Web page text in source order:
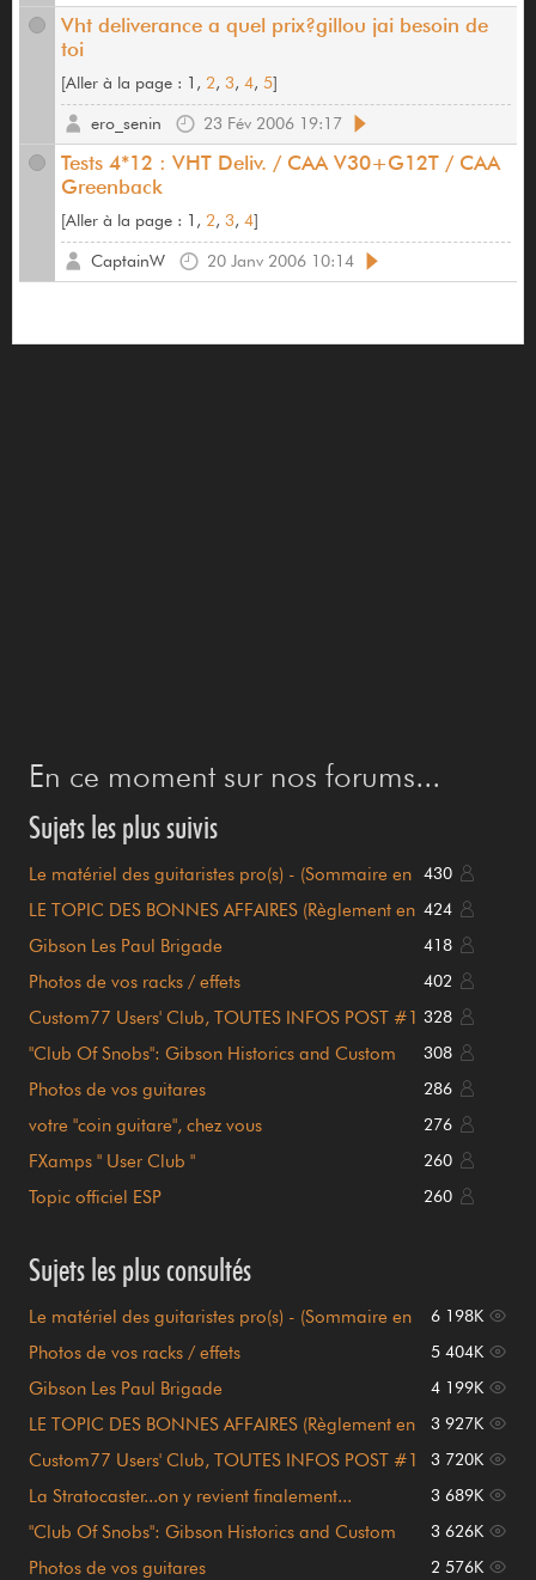
Vht deliverance a quel prix?gillou jai besoin de
toi
[Aller à la page : 1, 2, 3, 4, 5]
23 Fév 2006 19:17
ero_senin
Tests 4*12 : VHT Deliv. / CAA V30+G12T / CAA
Greenback
[Aller à la page : 1, 2, 3, 4]
20 Janv 2006 10:14
CaptainW
En ce moment sur nos forums...
Sujets les plus suivis
Le matériel des guitaristes pro(s) - (Sommaire en
430
LE TOPIC DES BONNES AFFAIRES (Règlement en 424
Gibson Les Paul Brigade 418
Photos de vos racks / effets 402
Custom77 Users' Club, TOUTES INFOS POST #1 328
"Club Of Snobs": Gibson Historics and Custom
308
Photos de vos guitares 286
votre "coin guitare", chez vous 276
FXamps " User Club " 260
Topic officiel ESP 260
Sujets les plus consultés
Le matériel des guitaristes pro(s) - (Sommaire en
6 198K
Photos de vos racks / effets 5 404K
Gibson Les Paul Brigade 4 199K
LE TOPIC DES BONNES AFFAIRES (Règlement en
3 927K
Custom77 Users' Club, TOUTES INFOS POST #1
3 720K
La Stratocaster...on y revient finalement... 3 689K
"Club Of Snobs": Gibson Historics and Custom
3 626K
Photos de vos guitares 2 576K